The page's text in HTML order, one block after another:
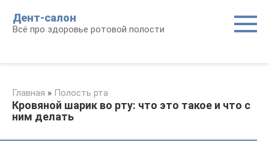
контенту
Дент-салон
Всё про здоровье ротовой полости
Главная » Полость рта
Кровяной шарик во рту: что это такое и что с
ним делать